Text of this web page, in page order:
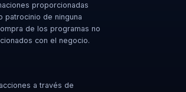
proporcionadas
patrocinio de ninguna
de los programas no
con el negocio.
a través de